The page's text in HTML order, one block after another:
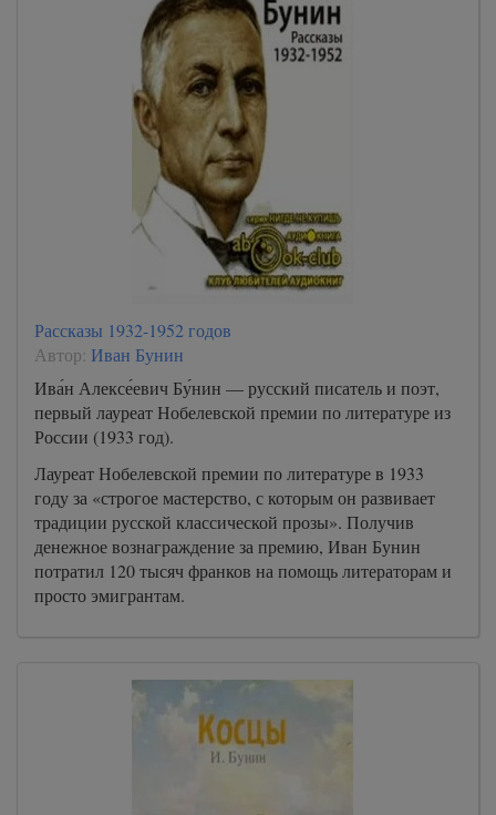
Рассказы 1932-1952 годов
Автор: Иван Бунин
Ива́н Алексе́евич Бу́нин — русский писатель и поэт,
первый лауреат Нобелевской премии по литературе из
России (1933 год).
Лауреат Нобелевской премии по литературе в 1933
году за «строгое мастерство, с которым он развивает
традиции русской классической прозы». Получив
денежное вознаграждение за премию, Иван Бунин
потратил 120 тысяч франков на помощь литераторам и
просто эмигрантам.